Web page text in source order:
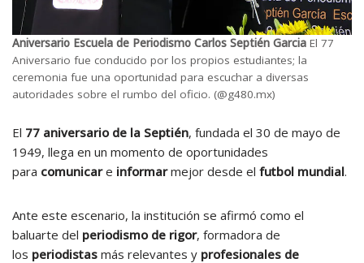
Aniversario Escuela de Periodismo Carlos Septién Garcia El 77
Aniversario fue conducido por los propios estudiantes; la
ceremonia fue una oportunidad para escuchar a diversas
autoridades sobre el rumbo del oficio. (@g480.mx)
El 77 aniversario de la Septién, fundada el 30 de mayo de
1949, llega en un momento de oportunidades
para comunicare informarmejor desde el futbol mundial.
Ante este escenario, la institución se afirmó como el
baluarte del periodismo de rigor, formadora de
los periodistas más relevantes y profesionales de